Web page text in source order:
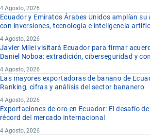
4 Agosto, 2026
Ecuador y Emiratos Árabes Unidos amplían
con inversiones, tecnología e inteligencia
4 Agosto, 2026
Javier Milei visitará Ecuador para firmar
Daniel Noboa: extradición, ciberseguridad y
4 Agosto, 2026
Las mayores exportadoras de banano de
Ranking, cifras y análisis del sector bananero
4 Agosto, 2026
Exportaciones de oro en Ecuador: El desafío
récord del mercado internacional
4 Agosto, 2026